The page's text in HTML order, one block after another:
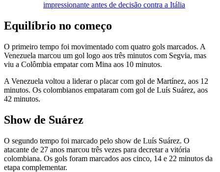
impressionante antes de decisão contra a Itália
Equilíbrio no começo
O primeiro tempo foi movimentado com quatro gols marcados. A
Venezuela marcou um gol logo aos três minutos com Segvia, mas
viu a Colômbia empatar com Mina aos 10 minutos.
A Venezuela voltou a liderar o placar com gol de Martínez, aos 12
minutos. Os colombianos empataram com gol de Luís Suárez, aos
42 minutos.
Show de Suárez
O segundo tempo foi marcado pelo show de Luís Suárez. O
atacante de 27 anos marcou três vezes para decretar a vitória
colombiana. Os gols foram marcados aos cinco, 14 e 22 minutos da
etapa complementar.